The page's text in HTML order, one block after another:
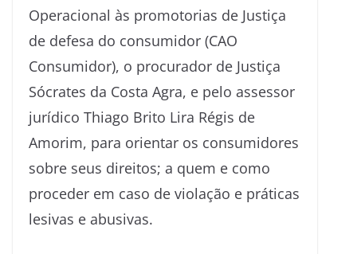
Operacional às promotorias de Justiça
de defesa do consumidor (CAO
Consumidor), o procurador de Justiça
Sócrates da Costa Agra, e pelo assessor
jurídico Thiago Brito Lira Régis de
Amorim, para orientar os consumidores
sobre seus direitos; a quem e como
proceder em caso de violação e práticas
lesivas e abusivas.